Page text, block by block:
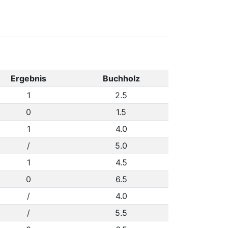
Ergebnis
Buchholz
1
2.5
0
1.5
1
4.0
/
5.0
1
4.5
0
6.5
/
4.0
/
5.5